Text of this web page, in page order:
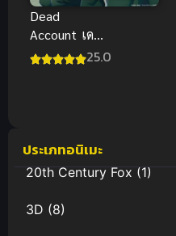
Dead
Account เดด
แอ็กเคานต์25.0
ประเภทอนิเมะ
20th Century Fox(1)
3D (8)